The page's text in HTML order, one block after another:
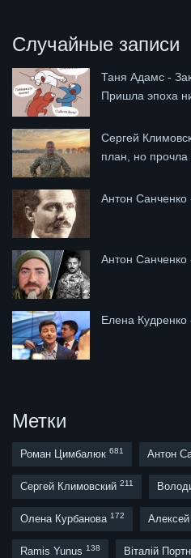
Случайные записи
Таня Адамс -
Пришла эпоха
Сергей
план, но прочла
Антон Санченко
Антон Санченко
Елена
Метки
Роман Цимбалюк 681 Антон
Сергей Климовский 211
Олена Курбанова 172
Ramis Yunus 138 Віталій